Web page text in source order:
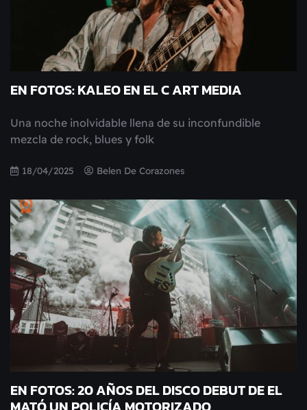
EN FOTOS: KALEO EN EL C ART MEDIA
Una noche inolvidable llena de su inconfundible
mezcla de rock, blues y folk
18/04/2025 Belen De Corazones
EN FOTOS: 20 AÑOS DEL DISCO DEBUT DE EL